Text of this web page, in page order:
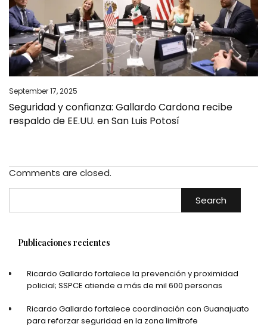
September 17, 2025
Seguridad y confianza: Gallardo Cardona recibe
respaldo de EE.UU. en San Luis Potosí
Comments are closed.
Search
Publicaciones recientes
Ricardo Gallardo fortalece la prevención y proximidad
policial; SSPCE atiende a más de mil 600 personas
Ricardo Gallardo fortalece coordinación con Guanajuato
para reforzar seguridad en la zona limítrofe